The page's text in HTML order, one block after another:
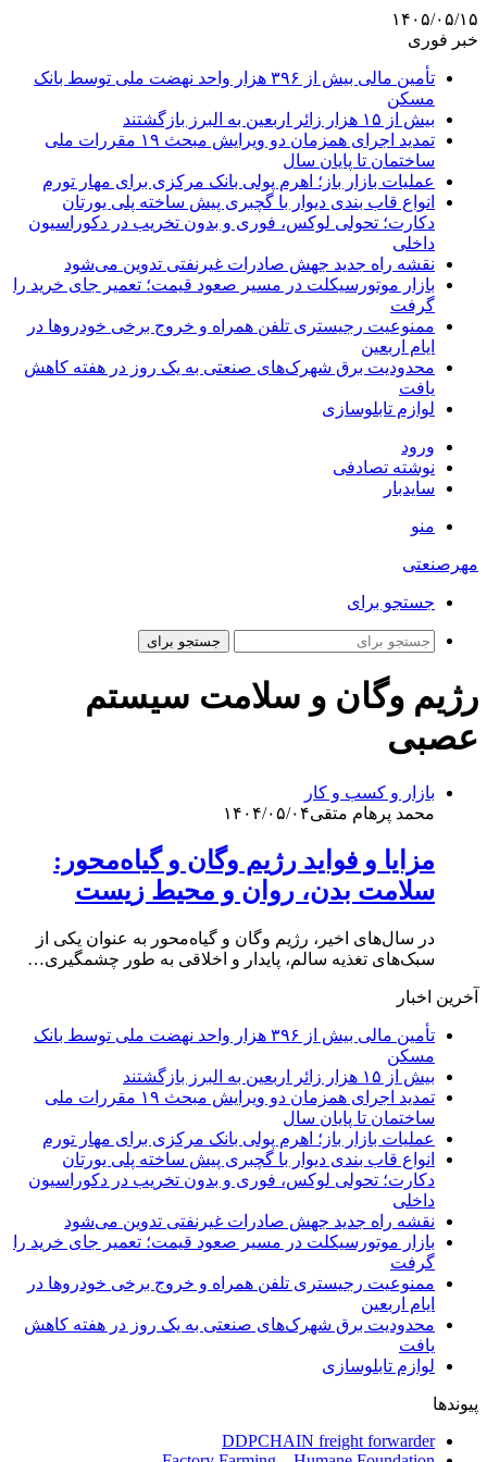
۱۴۰۵/۰۵/۱۵
خبر فوری
تأمین مالی بیش از ۳۹۶ هزار واحد نهضت ملی توسط بانک
مسکن
بیش از ۱۵ هزار زائر اربعین به البرز بازگشتند
تمدید اجرای همزمان دو ویرایش مبحث ۱۹ مقررات ملی
ساختمان تا پایان سال
عملیات بازار باز؛ اهرم پولی بانک مرکزی برای مهار تورم
انواع قاب بندی دیوار با گچبری پیش ساخته پلی یورتان
دکارت؛ تحولی لوکس، فوری و بدون تخریب در دکوراسیون
داخلی
نقشه راه جدید جهش صادرات غیرنفتی تدوین می‌شود
بازار موتورسیکلت در مسیر صعود قیمت؛ تعمیر جای خرید را
گرفت
ممنوعیت رجیستری تلفن همراه و خروج برخی خودروها در
ایام اربعین
محدودیت برق شهرک‌های صنعتی به یک روز در هفته کاهش
یافت
لوازم تابلوسازی
ورود
نوشته تصادفی
سایدبار
منو
مهرصنعتی
جستجو برای
جستجو برای
رژیم وگان و سلامت سیستم
عصبی
بازار و کسب و کار
محمد پرهام متقی۱۴۰۴/۰۵/۰۴
مزایا و فواید رژیم وگان و گیاه‌محور:
سلامت بدن، روان و محیط زیست
در سال‌های اخیر، رژیم وگان و گیاه‌محور به عنوان یکی از
سبک‌های تغذیه سالم، پایدار و اخلاقی به طور چشمگیری…
آخرین اخبار
تأمین مالی بیش از ۳۹۶ هزار واحد نهضت ملی توسط بانک
مسکن
بیش از ۱۵ هزار زائر اربعین به البرز بازگشتند
تمدید اجرای همزمان دو ویرایش مبحث ۱۹ مقررات ملی
ساختمان تا پایان سال
عملیات بازار باز؛ اهرم پولی بانک مرکزی برای مهار تورم
انواع قاب بندی دیوار با گچبری پیش ساخته پلی یورتان
دکارت؛ تحولی لوکس، فوری و بدون تخریب در دکوراسیون
داخلی
نقشه راه جدید جهش صادرات غیرنفتی تدوین می‌شود
بازار موتورسیکلت در مسیر صعود قیمت؛ تعمیر جای خرید را
گرفت
ممنوعیت رجیستری تلفن همراه و خروج برخی خودروها در
ایام اربعین
محدودیت برق شهرک‌های صنعتی به یک روز در هفته کاهش
یافت
لوازم تابلوسازی
پیوندها
DDPCHAIN freight forwarder